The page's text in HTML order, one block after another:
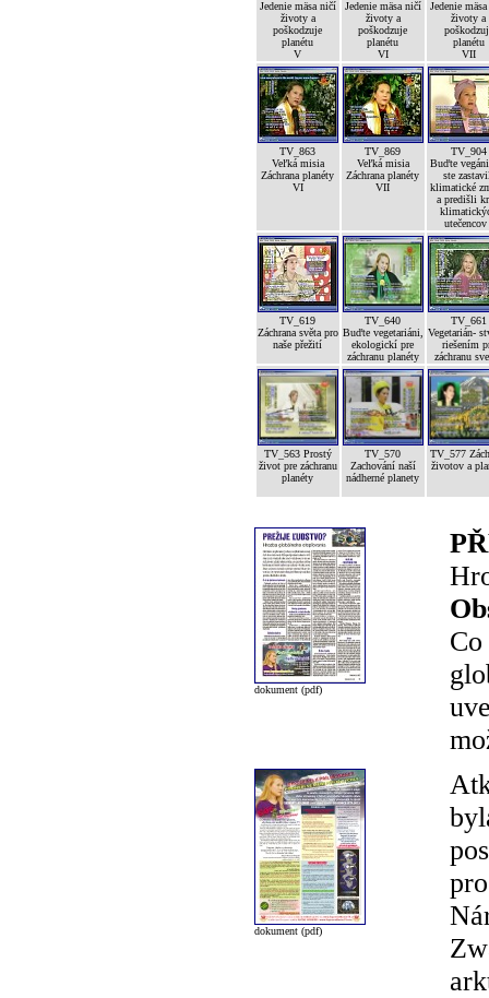
Jedenie mäsa ničí
životy a
poškodzuje
planétu
V
Jedenie mäsa ničí
životy a
poškodzuje
planétu
VI
Jedenie
životy a
planétu
VII
TV_863
Veľká misia
Záchrana planéty
VI
TV_869
Veľká misia
Záchrana planéty
VII
TV_904
Buďte
ste
klimatické
a predišli
TV_619
Záchrana světa pro
naše přežití
TV_640
Buďte vegetariáni,
ekologickí pre
záchranu planéty
TV_661
Vegetarián-
riešením
záchranu
TV_563 Prostý
život pre záchranu
planéty
TV_570
Zachování naší
nádherné planety
TV_577
životov a
dokument (pdf)
dokument (pdf)